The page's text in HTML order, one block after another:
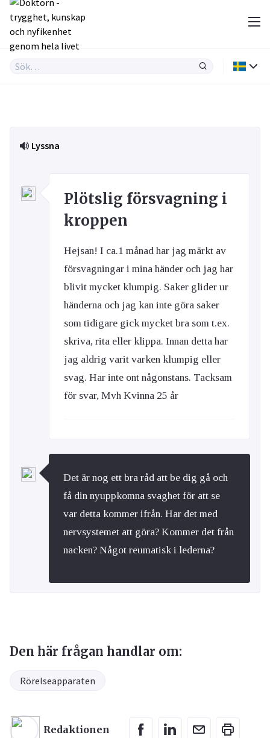
Lyssna
Plötslig försvagning i
kroppen
Hejsan! I ca.1 månad har jag märkt av
försvagningar i mina händer och jag har
blivit mycket klumpig. Saker glider ur
händerna och jag kan inte göra saker
som tidigare gick mycket bra som t.ex.
skriva, rita eller klippa. Innan detta har
jag aldrig varit varken klumpig eller
svag. Har inte ont någonstans. Tacksam
för svar, Mvh Kvinna 25 år
Det är nog ett bra råd att be dig gå och
få din nyuppkomna svaghet för att se
var detta kommer ifrån. Har det med
nervsystemet att göra? Kommer det från
nacken? Något reumatisk i lederna?
Den här frågan handlar om:
Rörelseapparaten
Redaktionen